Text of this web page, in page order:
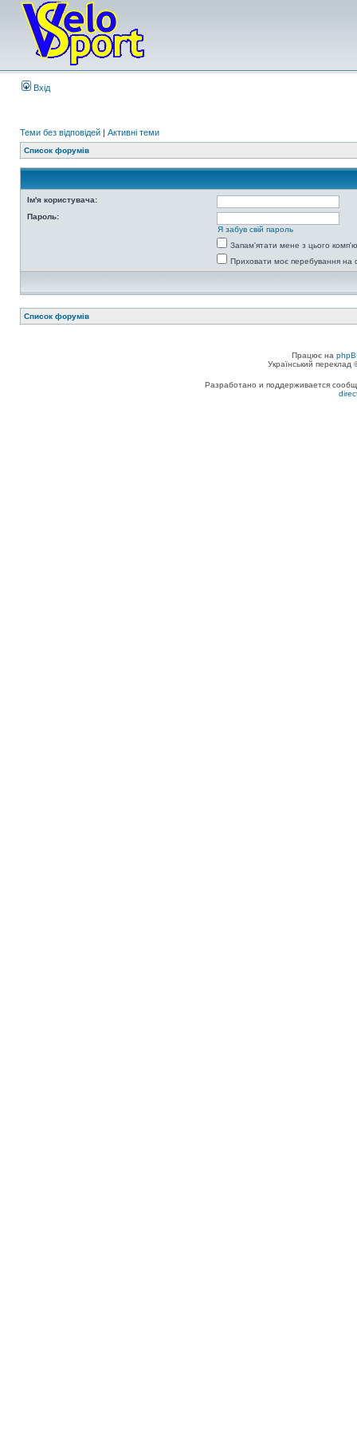
Вхід
Теми без відповідей | Активні теми
Список форумів
Ім'я користувача:
Пароль:
Я забув свій пароль
Запам'ятати мене з цього
Приховати моє перебування на
Список форумів
Працює на
Український
Разработано и поддерживается